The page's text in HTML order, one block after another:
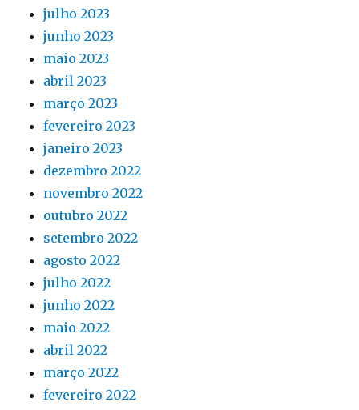
julho 2023
junho 2023
maio 2023
abril 2023
março 2023
fevereiro 2023
janeiro 2023
dezembro 2022
novembro 2022
outubro 2022
setembro 2022
agosto 2022
julho 2022
junho 2022
maio 2022
abril 2022
março 2022
fevereiro 2022